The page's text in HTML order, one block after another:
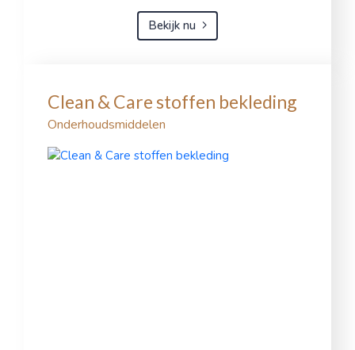
Bekijk nu
Clean & Care stoffen bekleding
Onderhoudsmiddelen